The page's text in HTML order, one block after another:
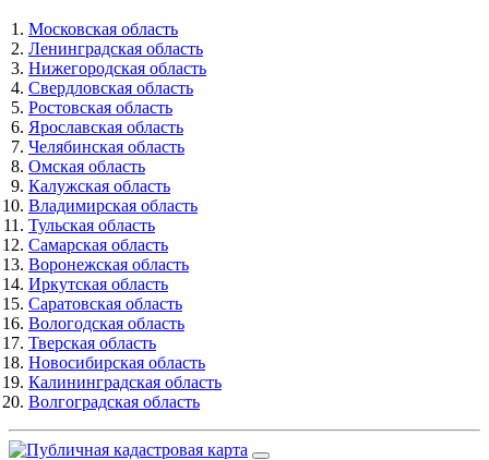
Московская область
Ленинградская область
Нижегородская область
Свердловская область
Ростовская область
Ярославская область
Челябинская область
Омская область
Калужская область
Владимирская область
Тульская область
Самарская область
Воронежская область
Иркутская область
Саратовская область
Вологодская область
Тверская область
Новосибирская область
Калининградская область
Волгоградская область